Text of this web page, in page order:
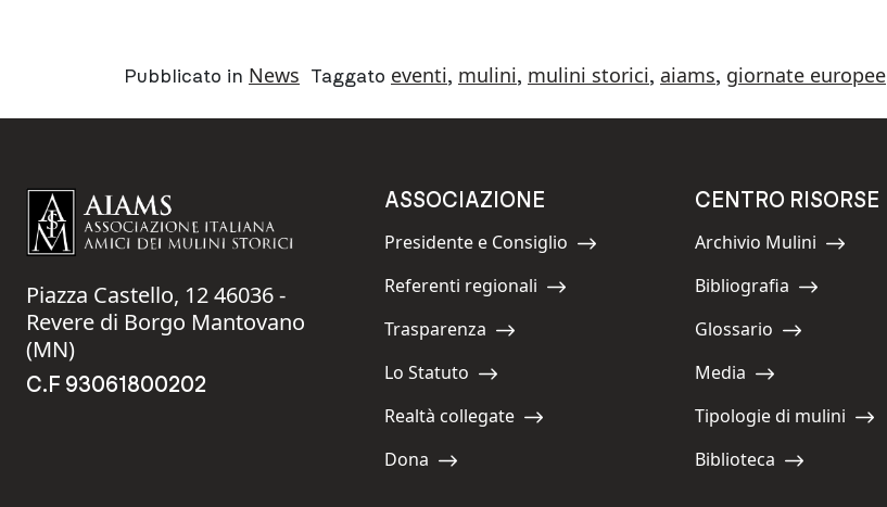
Pubblicato in News Taggato eventi, mulini, mulini storici, aiams, giornate europee
Piazza Castello, 12 46036 -
Revere di Borgo Mantovano
(MN)
C.F 93061800202
ASSOCIAZIONE
Navigate to:
Presidente e Consiglio
Navigate to:
Referenti regionali
Navigate to:
Trasparenza
Navigate to:
Lo Statuto
Navigate to:
Realtà collegate
Navigate to:
Dona
CENTRO RISORSE
Navigate to:
Archivio Mulini
Navigate to:
Bibliografia
Navigate to:
Glossario
Navigate to:
Media
Navigate to:
Tipologie di mulini
Navigate to:
Biblioteca